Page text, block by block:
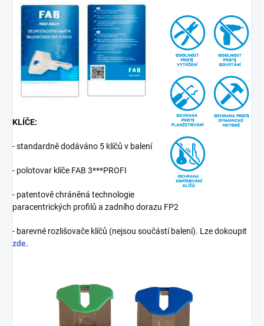
KLÍČE:
- standardně dodáváno 5 klíčů v balení
- polotovar klíče FAB 3***PROFI
- patentově chráněná technologie
paracentrických profilů a zadního dorazu FP2
- barevné rozlišovače klíčů (nejsou součástí balení). Lze dokoupit
zde.